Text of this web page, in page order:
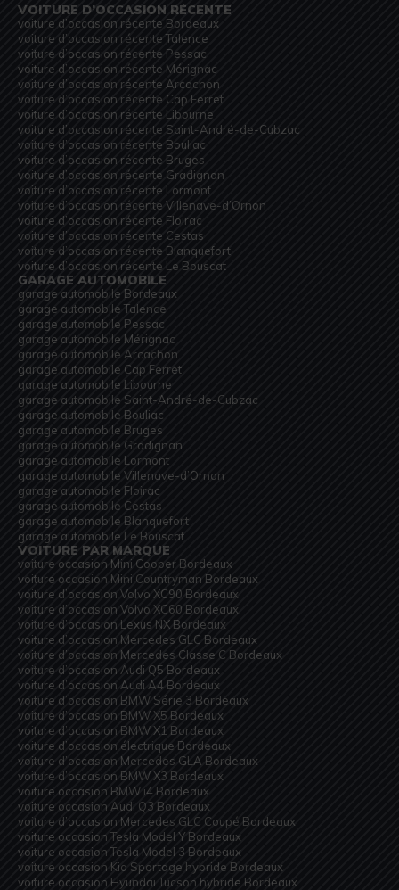
VOITURE D’OCCASION RÉCENTE
voiture d’occasion récente Bordeaux
voiture d’occasion récente Talence
voiture d’occasion récente Pessac
voiture d’occasion récente Mérignac
voiture d’occasion récente Arcachon
voiture d’occasion récente Cap Ferret
voiture d’occasion récente Libourne
voiture d’occasion récente Saint-André-de-Cubzac
voiture d’occasion récente Bouliac
voiture d’occasion récente Bruges
voiture d’occasion récente Gradignan
voiture d’occasion récente Lormont
voiture d’occasion récente Villenave-d’Ornon
voiture d’occasion récente Floirac
voiture d’occasion récente Cestas
voiture d’occasion récente Blanquefort
voiture d’occasion récente Le Bouscat
GARAGE AUTOMOBILE
garage automobile Bordeaux
garage automobile Talence
garage automobile Pessac
garage automobile Mérignac
garage automobile Arcachon
garage automobile Cap Ferret
garage automobile Libourne
garage automobile Saint-André-de-Cubzac
garage automobile Bouliac
garage automobile Bruges
garage automobile Gradignan
garage automobile Lormont
garage automobile Villenave-d’Ornon
garage automobile Floirac
garage automobile Cestas
garage automobile Blanquefort
garage automobile Le Bouscat
VOITURE PAR MARQUE
voiture occasion Mini Cooper Bordeaux
voiture occasion Mini Countryman Bordeaux
voiture d’occasion Volvo XC90 Bordeaux
voiture d’occasion Volvo XC60 Bordeaux
voiture d’occasion Lexus NX Bordeaux
voiture d’occasion Mercedes GLC Bordeaux
voiture d’occasion Mercedes Classe C Bordeaux
voiture d’occasion Audi Q5 Bordeaux
voiture d’occasion Audi A4 Bordeaux
voiture d’occasion BMW Série 3 Bordeaux
voiture d’occasion BMW X5 Bordeaux
voiture d’occasion BMW X1 Bordeaux
voiture d’occasion électrique Bordeaux
voiture d’occasion Mercedes GLA Bordeaux
voiture d’occasion BMW X3 Bordeaux
voiture occasion BMW i4 Bordeaux
voiture occasion Audi Q3 Bordeaux
voiture d’occasion Mercedes GLC Coupé Bordeaux
voiture occasion Tesla Model Y Bordeaux
voiture occasion Tesla Model 3 Bordeaux
voiture occasion Kia Sportage hybride Bordeaux
voiture occasion Hyundai Tucson hybride Bordeaux